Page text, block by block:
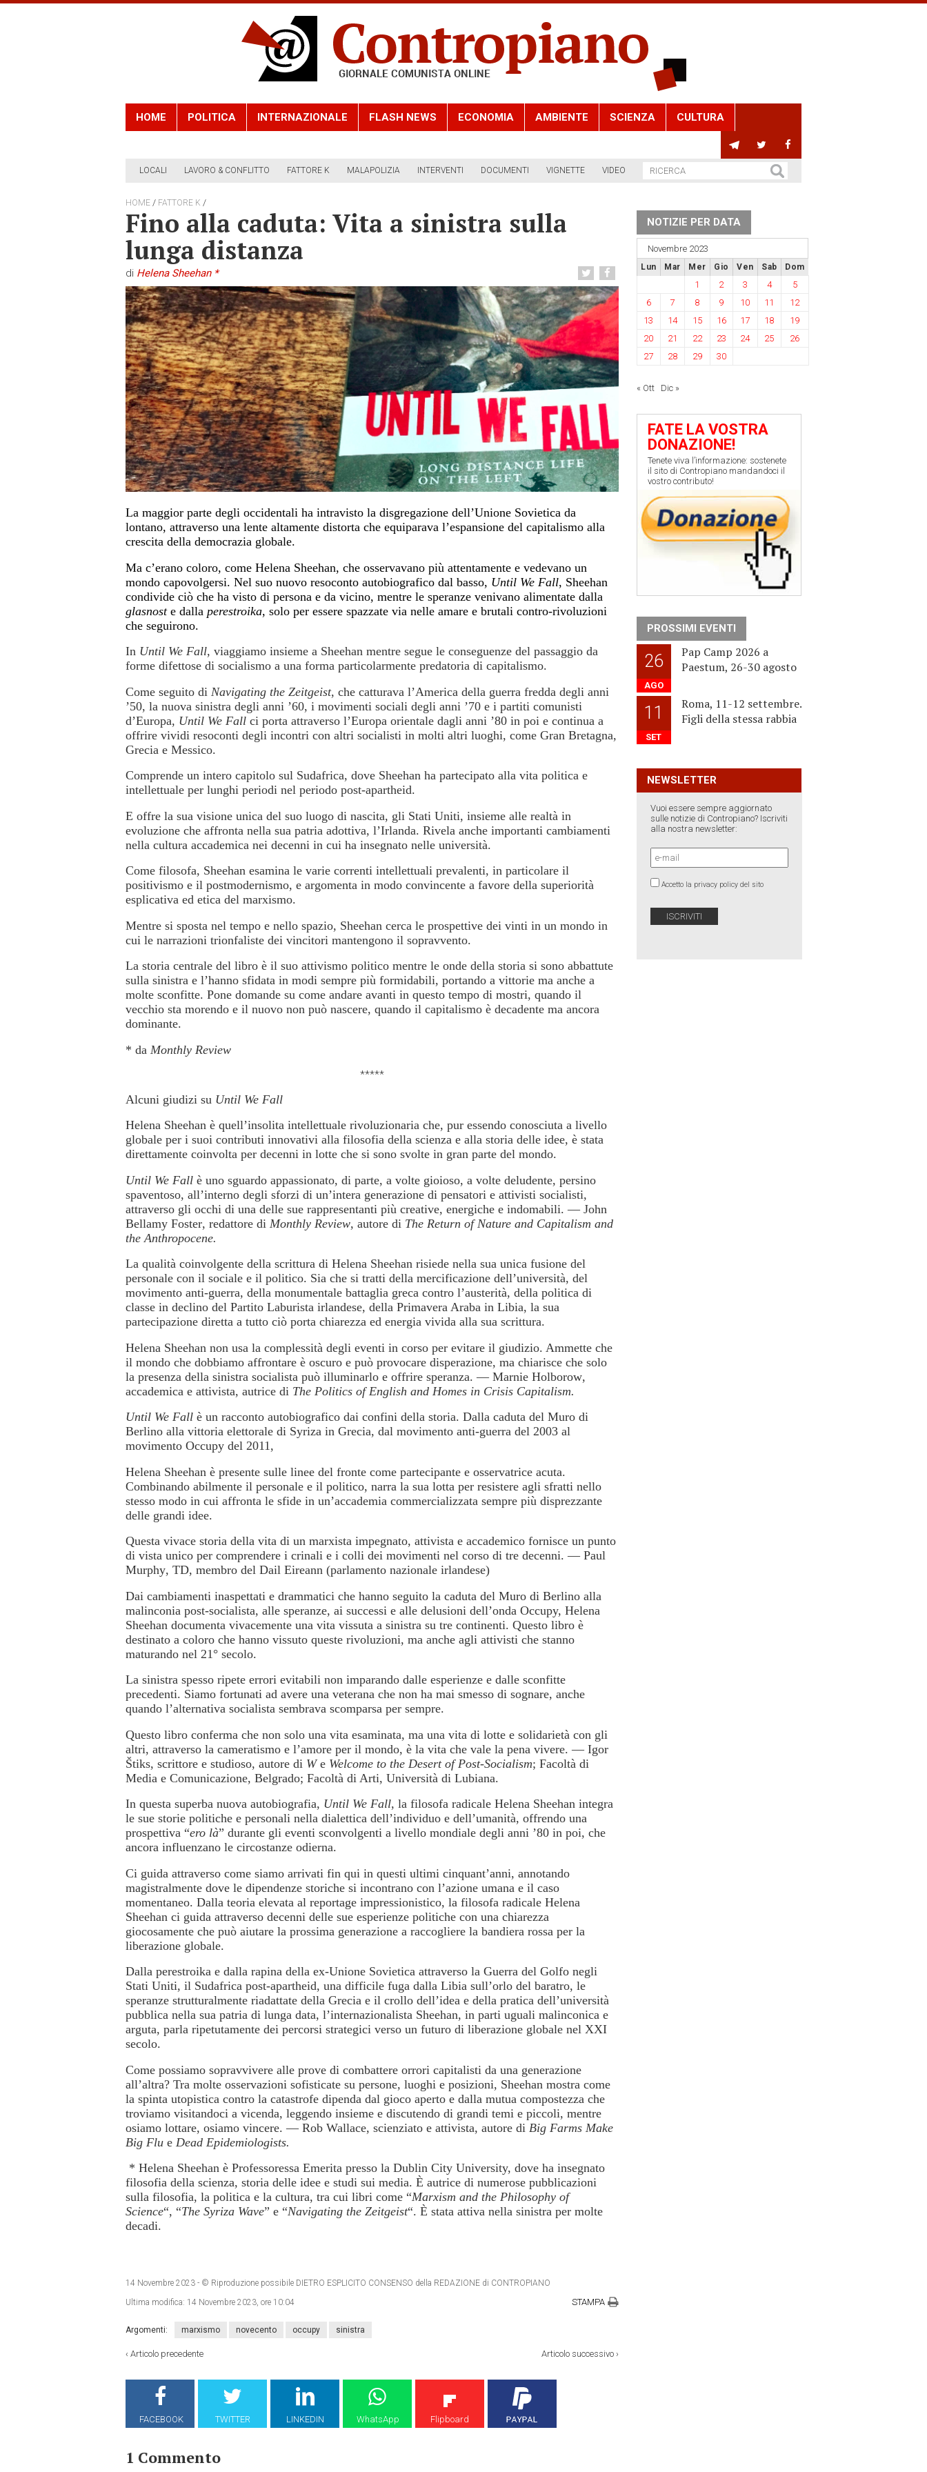
HOME POLITICA INTERNAZIONALE FLASH NEWS ECONOMIA AMBIENTE SCIENZA CULTURA
LOCALI LAVORO & CONFLITTO FATTORE K MALAPOLIZIA INTERVENTI DOCUMENTI VIGNETTE VIDEO
HOME / FATTORE K /
Fino alla caduta: Vita a sinistra sulla
lunga distanza
di Helena Sheehan *
La maggior parte degli occidentali ha intravisto la disgregazione dell’Unione Sovietica da
lontano, attraverso una lente altamente distorta che equiparava l’espansione del capitalismo alla
crescita della democrazia globale.
Ma c’erano coloro, come Helena Sheehan, che osservavano più attentamente e vedevano un
mondo capovolgersi. Nel suo nuovo resoconto autobiografico dal basso, Until We Fall, Sheehan
condivide ciò che ha visto di persona e da vicino, mentre le speranze venivano alimentate dalla
glasnoste dalla perestroika, solo per essere spazzate via nelle amare e brutali contro-rivoluzioni
che seguirono.
In Until We Fall, viaggiamo insieme a Sheehan mentre segue le conseguenze del passaggio da
forme difettose di socialismo a una forma particolarmente predatoria di capitalismo.
Come seguito di Navigating the Zeitgeist, che catturava l’America della guerra fredda degli anni
’50, la nuova sinistra degli anni ’60, i movimenti sociali degli anni ’70 e i partiti comunisti
d’Europa, Until We Fall ci porta attraverso l’Europa orientale dagli anni ’80 in poi e continua a
offrire vividi resoconti degli incontri con altri socialisti in molti altri luoghi, come Gran Bretagna,
Grecia e Messico.
Comprende un intero capitolo sul Sudafrica, dove Sheehan ha partecipato alla vita politica e
intellettuale per lunghi periodi nel periodo post-apartheid.
E offre la sua visione unica del suo luogo di nascita, gli Stati Uniti, insieme alle realtà in
evoluzione che affronta nella sua patria adottiva, l’Irlanda. Rivela anche importanti cambiamenti
nella cultura accademica nei decenni in cui ha insegnato nelle università.
Come filosofa, Sheehan esamina le varie correnti intellettuali prevalenti, in particolare il
positivismo e il postmodernismo, e argomenta in modo convincente a favore della superiorità
esplicativa ed etica del marxismo.
Mentre si sposta nel tempo e nello spazio, Sheehan cerca le prospettive dei vinti in un mondo in
cui le narrazioni trionfaliste dei vincitori mantengono il sopravvento.
La storia centrale del libro è il suo attivismo politico mentre le onde della storia si sono abbattute
sulla sinistra e l’hanno sfidata in modi sempre più formidabili, portando a vittorie ma anche a
molte sconfitte. Pone domande su come andare avanti in questo tempo di mostri, quando il
vecchio sta morendo e il nuovo non può nascere, quando il capitalismo è decadente ma ancora
dominante.
* da Monthly Review
*****
Alcuni giudizi su Until We Fall
Helena Sheehan è quell’insolita intellettuale rivoluzionaria che, pur essendo conosciuta a livello
globale per i suoi contributi innovativi alla filosofia della scienza e alla storia delle idee, è stata
direttamente coinvolta per decenni in lotte che si sono svolte in gran parte del mondo.
Until We Fall è uno sguardo appassionato, di parte, a volte gioioso, a volte deludente, persino
spaventoso, all’interno degli sforzi di un’intera generazione di pensatori e attivisti socialisti,
attraverso gli occhi di una delle sue rappresentanti più creative, energiche e indomabili. — John
Bellamy Foster, redattore di Monthly Review, autore di The Return of Nature and Capitalism and
the Anthropocene.
La qualità coinvolgente della scrittura di Helena Sheehan risiede nella sua unica fusione del
personale con il sociale e il politico. Sia che si tratti della mercificazione dell’università, del
movimento anti-guerra, della monumentale battaglia greca contro l’austerità, della politica di
classe in declino del Partito Laburista irlandese, della Primavera Araba in Libia, la sua
partecipazione diretta a tutto ciò porta chiarezza ed energia vivida alla sua scrittura.
Helena Sheehan non usa la complessità degli eventi in corso per evitare il giudizio. Ammette che
il mondo che dobbiamo affrontare è oscuro e può provocare disperazione, ma chiarisce che solo
la presenza della sinistra socialista può illuminarlo e offrire speranza. — Marnie Holborow,
accademica e attivista, autrice di The Politics of English and Homes in Crisis Capitalism.
Until We Fall è un racconto autobiografico dai confini della storia. Dalla caduta del Muro di
Berlino alla vittoria elettorale di Syriza in Grecia, dal movimento anti-guerra del 2003 al
movimento Occupy del 2011,
Helena Sheehan è presente sulle linee del fronte come partecipante e osservatrice acuta.
Combinando abilmente il personale e il politico, narra la sua lotta per resistere agli sfratti nello
stesso modo in cui affronta le sfide in un’accademia commercializzata sempre più disprezzante
delle grandi idee.
Questa vivace storia della vita di un marxista impegnato, attivista e accademico fornisce un punto
di vista unico per comprendere i crinali e i colli dei movimenti nel corso di tre decenni. — Paul
Murphy, TD, membro del Dail Eireann (parlamento nazionale irlandese)
Dai cambiamenti inaspettati e drammatici che hanno seguito la caduta del Muro di Berlino alla
malinconia post-socialista, alle speranze, ai successi e alle delusioni dell’onda Occupy, Helena
Sheehan documenta vivacemente una vita vissuta a sinistra su tre continenti. Questo libro è
destinato a coloro che hanno vissuto queste rivoluzioni, ma anche agli attivisti che stanno
maturando nel 21° secolo.
La sinistra spesso ripete errori evitabili non imparando dalle esperienze e dalle sconfitte
precedenti. Siamo fortunati ad avere una veterana che non ha mai smesso di sognare, anche
quando l’alternativa socialista sembrava scomparsa per sempre.
Questo libro conferma che non solo una vita esaminata, ma una vita di lotte e solidarietà con gli
altri, attraverso la cameratismo e l’amore per il mondo, è la vita che vale la pena vivere. — Igor
Štiks, scrittore e studioso, autore di We Welcome to the Desert of Post-Socialism; Facoltà di
Media e Comunicazione, Belgrado; Facoltà di Arti, Università di Lubiana.
In questa superba nuova autobiografia, Until We Fall, la filosofa radicale Helena Sheehan integra
le sue storie politiche e personali nella dialettica dell’individuo e dell’umanità, offrendo una
prospettiva “ero là” durante gli eventi sconvolgenti a livello mondiale degli anni ’80 in poi, che
ancora influenzano le circostanze odierna.
Ci guida attraverso come siamo arrivati fin qui in questi ultimi cinquant’anni, annotando
magistralmente dove le dipendenze storiche si incontrano con l’azione umana e il caso
momentaneo. Dalla teoria elevata al reportage impressionistico, la filosofa radicale Helena
Sheehan ci guida attraverso decenni delle sue esperienze politiche con una chiarezza
giocosamente che può aiutare la prossima generazione a raccogliere la bandiera rossa per la
liberazione globale.
Dalla perestroika e dalla rapina della ex-Unione Sovietica attraverso la Guerra del Golfo negli
Stati Uniti, il Sudafrica post-apartheid, una difficile fuga dalla Libia sull’orlo del baratro, le
speranze strutturalmente riadattate della Grecia e il crollo dell’idea e della pratica dell’università
pubblica nella sua patria di lunga data, l’internazionalista Sheehan, in parti uguali malinconica e
arguta, parla ripetutamente dei percorsi strategici verso un futuro di liberazione globale nel XXI
secolo.
Come possiamo sopravvivere alle prove di combattere orrori capitalisti da una generazione
all’altra? Tra molte osservazioni sofisticate su persone, luoghi e posizioni, Sheehan mostra come
la spinta utopistica contro la catastrofe dipenda dal gioco aperto e dalla mutua compostezza che
troviamo visitandoci a vicenda, leggendo insieme e discutendo di grandi temi e piccoli, mentre
osiamo lottare, osiamo vincere. — Rob Wallace, scienziato e attivista, autore di Big Farms Make
Big Flu e Dead Epidemiologists.
* Helena Sheehan è Professoressa Emerita presso la Dublin City University, dove ha insegnato
filosofia della scienza, storia delle idee e studi sui media. È autrice di numerose pubblicazioni
sulla filosofia, la politica e la cultura, tra cui libri come “Marxism and the Philosophy of
Science“, “The Syriza Wave” e “Navigating the Zeitgeist“. È stata attiva nella sinistra per molte
decadi.
14 Novembre 2023 - © Riproduzione possibile DIETRO ESPLICITO CONSENSO della REDAZIONE di CONTROPIANO
Ultima modifica: 14 Novembre 2023, ore 10:04 STAMPA
Argomenti: marxismo novecento occupy sinistra
‹ Articolo precedente Articolo successivo ›
FACEBOOK TWITTER LINKEDIN WhatsApp Flipboard
1 Commento
NOTIZIE PER DATA
Novembre 2023
Lun Mar Mer Gio Ven Sab Dom
1 2 3 4
5
6
7 8 9 10 11
12
13
14 15 16 17 18
19
20
21 22 23 24 25
26
27
28 29 30
« Ott Dic »
FATE LA VOSTRA
DONAZIONE!
Tenete viva l’informazione: sostenete
il sito di Contropiano mandandoci il
vostro contributo!
PROSSIMI EVENTI
26
AGO
Pap Camp 2026 a
Paestum, 26-30 agosto
11
SET
Roma, 11-12 settembre.
Figli della stessa rabbia
NEWSLETTER
Vuoi essere sempre aggiornato
sulle notizie di Contropiano? Iscriviti
alla nostra newsletter:
Accetto la privacy policy del sito